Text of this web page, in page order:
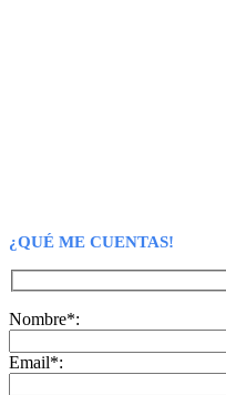
¿QUÉ ME CUENTAS!
Nombre*:
Email*: